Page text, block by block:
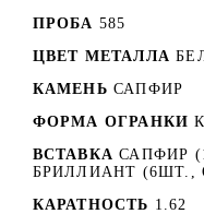
ПРОБА 585
ЦВЕТ МЕТАЛЛА
КАМЕНЬ САПФИР
ФОРМА ОГРАНКИ
ВСТАВКА САПФИР
БРИЛЛИАНТ (6ШТ.,
КАРАТНОСТЬ 1.62